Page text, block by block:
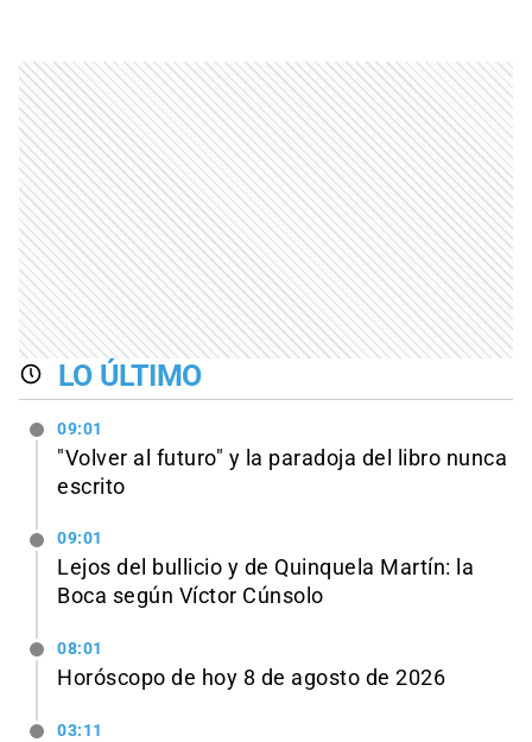
LO ÚLTIMO
09:01
"Volver al futuro" y la paradoja del libro nunca
escrito
09:01
Lejos del bullicio y de Quinquela Martín: la
Boca según Víctor Cúnsolo
08:01
Horóscopo de hoy 8 de agosto de 2026
03:11